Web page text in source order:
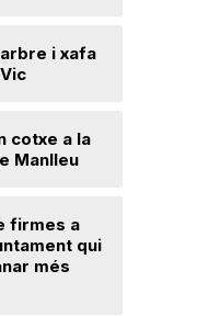
i xafa
cotxe a la
Manlleu
firmes a
qui
més